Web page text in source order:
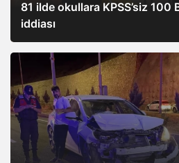
81 ilde okullara KPSS’siz 100
iddiası